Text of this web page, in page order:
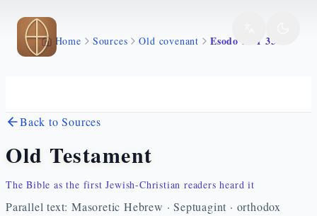
Skip to main content
Home Sources Old covenant Esodo 35 1 35
Back to Sources
Old Testament
The Bible as the first Jewish-Christian readers heard it
Parallel text: Masoretic Hebrew · Septuagint · orthodox